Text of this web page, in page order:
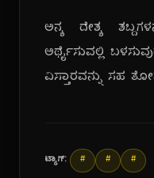
ಅನ್ಯ ದೇಶ್ಯ
ಅರ್ಥೈಸುವಲ್ಲಿ
ವಿಸ್ತಾರವನ್ನು ಸಹ
ಟ್ಯಾಗ್: # # #